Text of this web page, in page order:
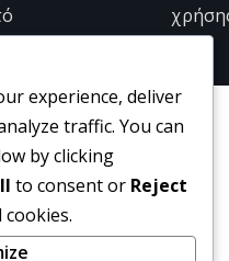
experience, deliver
traffic. You can
by clicking
to consent or Reject